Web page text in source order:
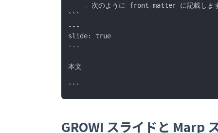
- 次のように front-matter に記載しま
```
---
slide: true
---
本文
GROWI スライドと Marp